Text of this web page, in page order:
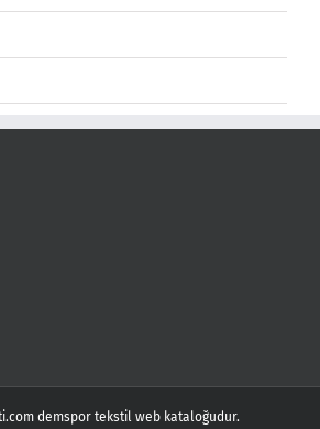
demspor tekstil web kataloğudur.